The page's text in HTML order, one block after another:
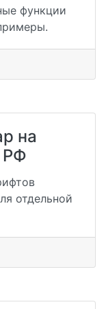
функции
на
РФ
отдельной